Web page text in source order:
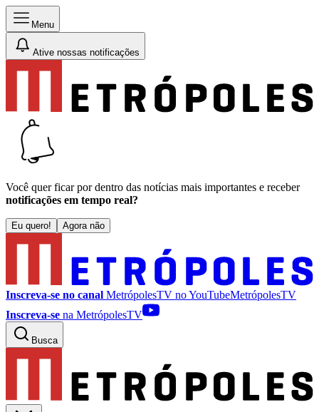
Menu
Ative nossas notificações
Você quer ficar por dentro das notícias mais importantes e receber
notificações em tempo real?
Eu quero! Agora não
Inscreva-se no canal MetrópolesTV noYouTubeMetrópolesTV
Inscreva-se na MetrópolesTV
Busca